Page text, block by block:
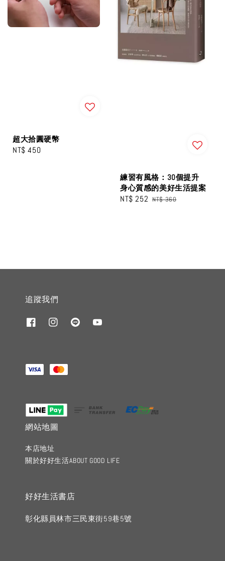
超大拾圓硬幣
Regular
NT$ 450
練習有風格：30個提升
身心質感的美好生活提案
Sale
NT$ 252 Regular
NT$ 360
追蹤我們
網站地圖
本店地址
關於好好生活ABOUT GOOD LIFE
好好生活書店
彰化縣員林市三民東街59巷5號